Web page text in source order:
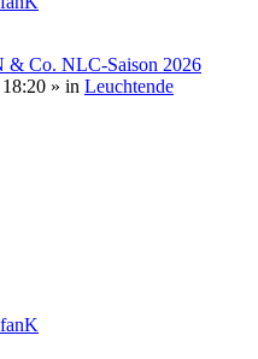
& Co. NLC-Saison 2026
» in Leuchtende